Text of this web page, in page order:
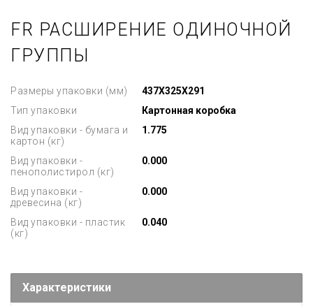
FR РАСШИРЕНИЕ ОДИНОЧНОЙ
ГРУППЫ
Размеры упаковки (мм)
437X325X291
Тип упаковки
Картонная коробка
Вид упаковки - бумага и
картон (кг)
1.775
Вид упаковки -
пенополистирол (кг)
0.000
Вид упаковки -
древесина (кг)
0.000
Вид упаковки - пластик
(кг)
0.040
Характеристики